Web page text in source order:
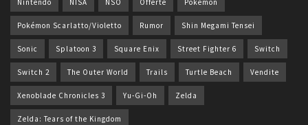
Nintendo NISA NSO Offerte Pokémon
Pokémon Scarlatto/Violetto Rumor Shin Megami Tensei
Sonic Splatoon 3 Square Enix Street Fighter 6 Switch
Switch 2 The Outer World Trails Turtle Beach Vendite
Xenoblade Chronicles 3 Yu-Gi-Oh Zelda
Zelda: Tears of the Kingdom